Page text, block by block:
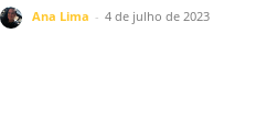
Ana Lima - 4 de julho de 2023